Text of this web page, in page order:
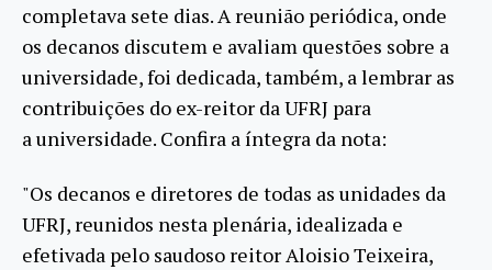
completava sete dias. A reunião periódica, onde
os decanos discutem e avaliam questões sobre a
universidade, foi dedicada, também, a lembrar as
contribuições do ex-reitor da UFRJ para
a universidade. Confira a íntegra da nota:
"Os decanos e diretores de todas as unidades da
UFRJ, reunidos nesta plenária, idealizada e
efetivada pelo saudoso reitor Aloisio Teixeira,